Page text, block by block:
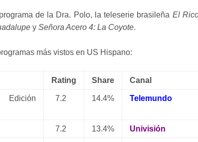
de la Dra. Polo, la teleserie brasileña El
y Señora Acero 4: La Coyote.
más vistos en US Hispano:
Rating Share Canal
Edición
7.2 14.4% Telemundo
7.2 13.4% Univisión